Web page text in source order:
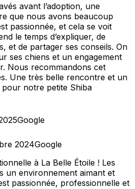
avant l’adoption, une
que nous avons beaucoup
passionnée, et cela se voit
le temps d’expliquer, de
et de partager ses conseils. On
ses chiens et un engagement
Nous recommandons cet
Une très belle rencontre et un
notre petite Shiba
Google
2024Google
à La Belle Étoile ! Les
un environnement aimant et
passionnée, professionnelle et